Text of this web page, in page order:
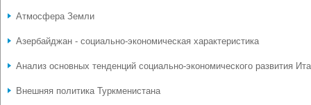
Атмосфера Земли
Азербайджан - социально-экономическая характеристика
Анализ основных тенденций социально-экономического развития
Внешняя политика Туркменистана